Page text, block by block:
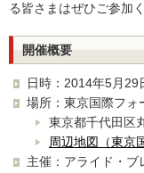
る皆さまはぜひご参加く
開催概要
日時：2014年5月
場所：東京国際フ
東京都千代田区
周辺地図（東京
主催：アライド・ブ